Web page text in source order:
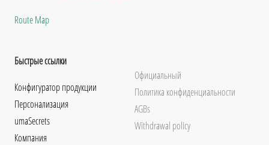
Route Map
Быстрые ссылки
Конфигуратор продукции
Персонализация
umaSecrets
Компания
Официальный
Политика конфиденциальности
AGBs
Withdrawal policy